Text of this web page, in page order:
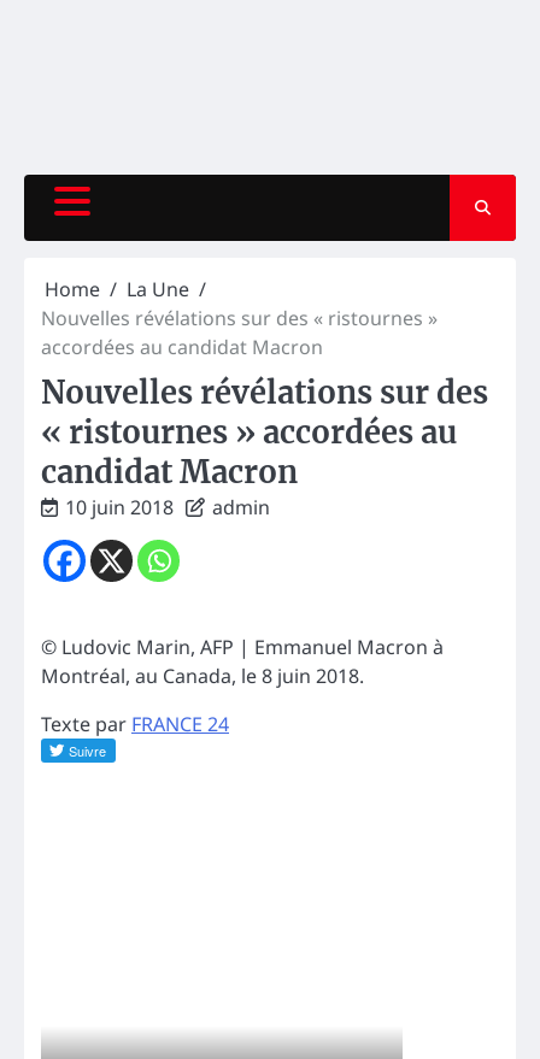
Home
La Une
Nouvelles révélations sur des « ristournes »
accordées au candidat Macron
Nouvelles révélations sur des
« ristournes » accordées au
candidat Macron
10 juin 2018 admin
© Ludovic Marin, AFP | Emmanuel Macron à
Montréal, au Canada, le 8 juin 2018.
Texte par FRANCE 24